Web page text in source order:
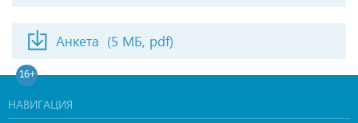
Анкета (5 МБ, pdf)
16+
НАВИГАЦИЯ